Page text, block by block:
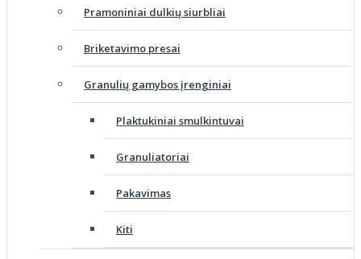
Pramoniniai dulkių siurbliai
Briketavimo presai
Granulių gamybos įrenginiai
Plaktukiniai smulkintuvai
Granuliatoriai
Pakavimas
Kiti